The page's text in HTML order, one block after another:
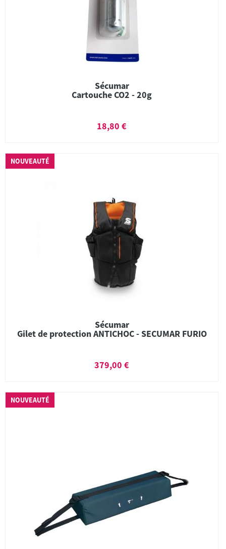
Sécumar
Cartouche CO2 - 20g
18,80 €
NOUVEAUTÉ
Sécumar
Gilet de protection ANTICHOC - SECUMAR FURIO
379,00 €
NOUVEAUTÉ